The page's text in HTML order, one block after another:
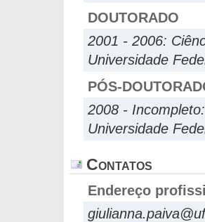
DOUTORADO
2001 - 2006:
Universidade
PÓS-
2008 -
Universidade
Contatos
Endereço